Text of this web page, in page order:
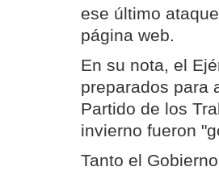
ese último
página web.
En su nota, el
preparados para
Partido de los
invierno fueron
Tanto el